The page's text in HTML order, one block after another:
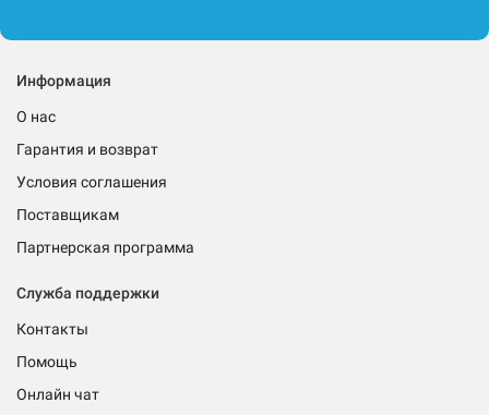
Информация
О нас
Гарантия и возврат
Условия соглашения
Поставщикам
Партнерская программа
Служба поддержки
Контакты
Помощь
Онлайн чат